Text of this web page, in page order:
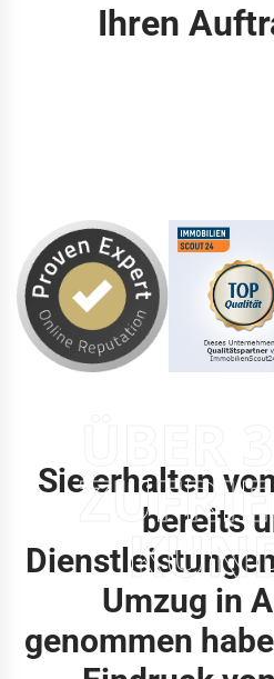
Ihren
Sie erhalten
bereits
Umzug in
genommen